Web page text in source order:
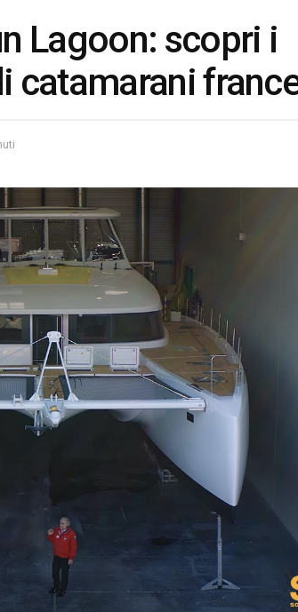
Lagoon: scopri i
catamarani